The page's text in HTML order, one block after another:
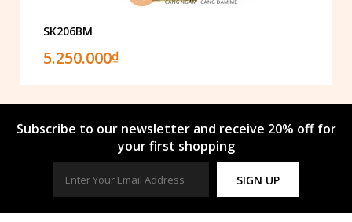
SK206BM
5.250.000₫
Subscribe to our newsletter and receive 20% off for
your first shopping
SIGN UP